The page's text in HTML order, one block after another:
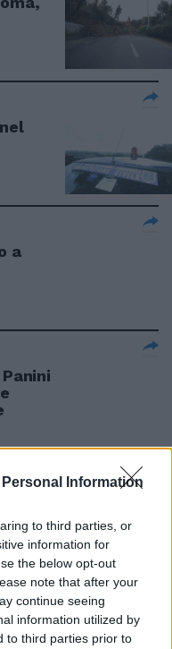
Information
to third parties, or
information for
the below opt-out
note that after your
continue seeing
information utilized by
to third parties prior to
a
ieri
a